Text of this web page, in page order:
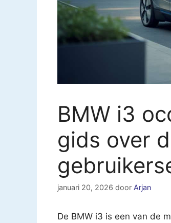
BMW i3
gids over
januari 20, 2026 door Arjan
De BMW i3 is een van de